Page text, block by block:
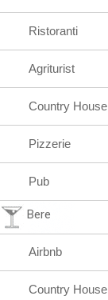
Ristoranti
Agriturist
Country House
Pizzerie
Pub
Bere
Airbnb
Country House